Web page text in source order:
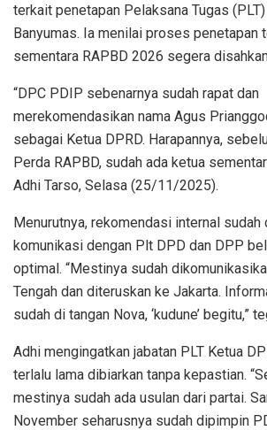
terkait penetapan Pelaksana Tugas
Banyumas. Ia menilai proses penetapan
sementara RAPBD 2026 segera
“DPC PDIP sebenarnya sudah rapat dan
merekomendasikan nama Agus
sebagai Ketua DPRD. Harapannya,
Perda RAPBD, sudah ada ketua
Adhi Tarso, Selasa (25/11/2025).
Menurutnya, rekomendasi internal sudah
komunikasi dengan Plt DPD dan DPP
optimal. “Mestinya sudah
Tengah dan diteruskan ke Jakarta.
sudah di tangan Nova, ‘kudune’ begitu,”
Adhi mengingatkan jabatan PLT Ketua
terlalu lama dibiarkan tanpa kepastian.
mestinya sudah ada usulan dari partai.
November seharusnya sudah dipimpin